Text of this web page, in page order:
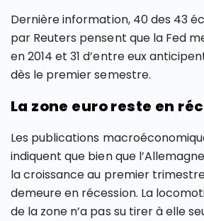
Dernière information, 40 des 43
par Reuters pensent que la Fed
en 2014 et 31 d’entre eux
dès le premier semestre.
La zone euro reste en
Les publications
indiquent que bien que
la croissance au premier
demeure en récession. La
de la zone n’a pas su tirer à elle